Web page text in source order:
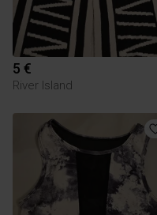
5 €
River Island